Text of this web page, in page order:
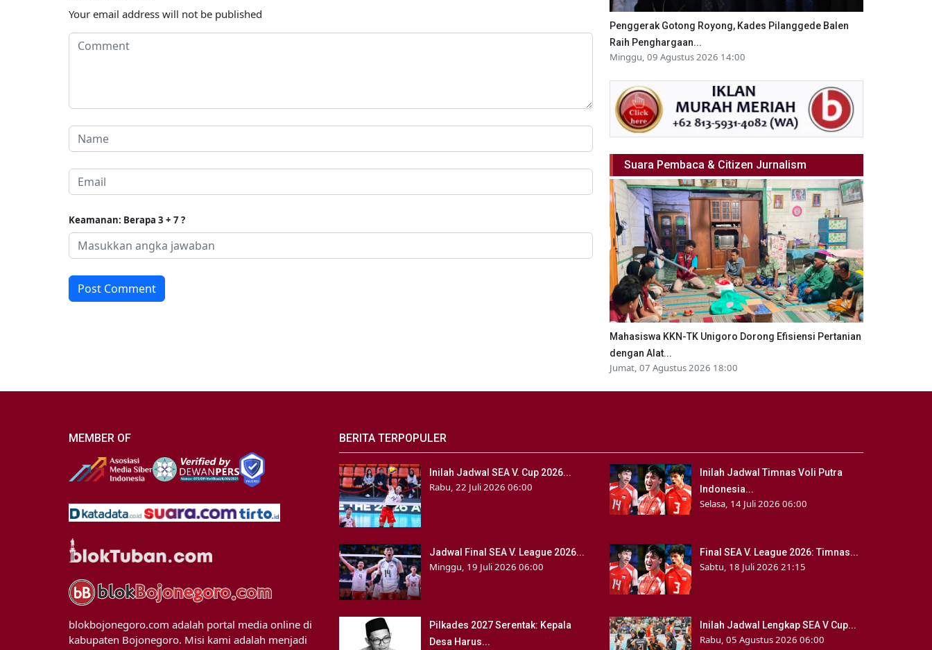
Your email address will not be published
Keamanan: Berapa 3 + 7 ?
Post Comment
Penggerak Gotong Royong, Kades Pilanggede Balen
Raih Penghargaan...
Minggu, 09 Agustus 2026 14:00
Suara Pembaca & Citizen Jurnalism
Mahasiswa KKN-TK Unigoro Dorong Efisiensi Pertanian
dengan Alat...
Jumat, 07 Agustus 2026 18:00
MEMBER OF
blokbojonegoro.com adalah portal media online di
kabupaten Bojonegoro. Misi kami adalah menjadi
BERITA TERPOPULER
Inilah Jadwal SEA V. Cup 2026...
Rabu, 22 Juli 2026 06:00
Inilah Jadwal Timnas Voli Putra
Indonesia...
Selasa, 14 Juli 2026 06:00
Jadwal Final SEA V. League 2026...
Minggu, 19 Juli 2026 06:00
Final SEA V. League 2026: Timnas...
Sabtu, 18 Juli 2026 21:15
Pilkades 2027 Serentak: Kepala
Desa Harus...
Inilah Jadwal Lengkap SEA V Cup...
Rabu, 05 Agustus 2026 06:00